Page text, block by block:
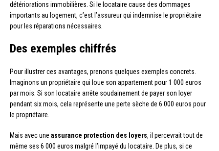
détériorations immobilières. Si le locataire cause des dommages
importants au logement, c’est l’assureur qui indemnise le propriétaire
pour les réparations nécessaires.
Des exemples chiffrés
Pour illustrer ces avantages, prenons quelques exemples concrets.
Imaginons un propriétaire qui loue son appartement pour 1 000 euros
par mois. Si son locataire arrête soudainement de payer son loyer
pendant six mois, cela représente une perte sèche de 6 000 euros pour
le propriétaire.
Mais avec une assurance protection des loyers, il percevrait tout de
même ses 6 000 euros malgré l’impayé du locataire. De plus, si ce